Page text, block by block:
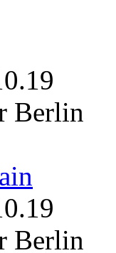
Berlin
Berlin